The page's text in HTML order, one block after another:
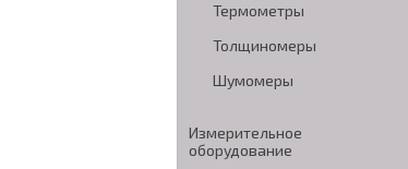
Термометры
Толщиномеры
Шумомеры
Измерительное
оборудование